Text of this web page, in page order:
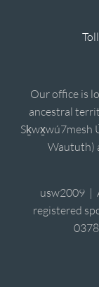
Our office is
ancestral
Sḵwx̱wú7mesh
Waututh)
usw2009 |
registered